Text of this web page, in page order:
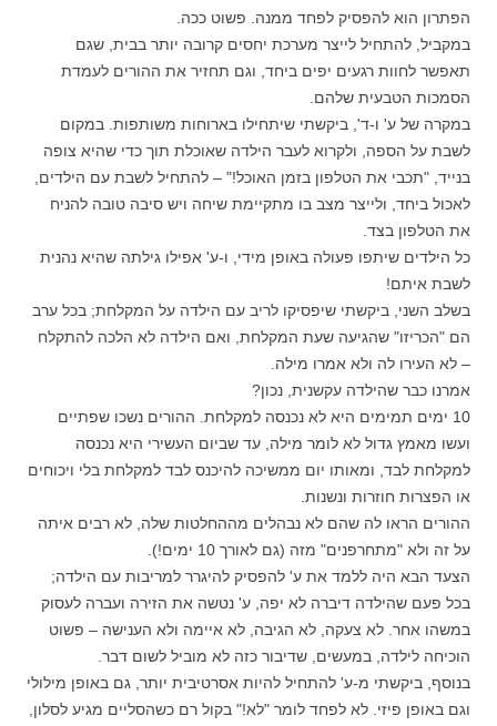
הפתרון הוא להפסיק לפחד ממנה. פשוט ככה.
במקביל, להתחיל לייצר מערכת יחסים קרובה יותר בבית, שגם
תאפשר לחוות רגעים יפים ביחד, וגם תחזיר את ההורים לעמדת
הסמכות הטבעית שלהם.
במקרה של ע' ו-ד', ביקשתי שיתחילו בארוחות משותפות. במקום
לשבת על הספה, ולקרוא לעבר הילדה שאוכלת תוך כדי שהיא צופה
בנייד, "תכבי את הטלפון בזמן האוכל!" – להתחיל לשבת עם הילדים,
לאכול ביחד, ולייצר מצב בו מתקיימת שיחה ויש סיבה טובה להניח
את הטלפון בצד.
כל הילדים שיתפו פעולה באופן מידי, ו-ע' אפילו גילתה שהיא נהנית
לשבת איתם!
בשלב השני, ביקשתי שיפסיקו לריב עם הילדה על המקלחת; בכל ערב
הם "הכריזו" שהגיעה שעת המקלחת, ואם הילדה לא הלכה להתקלח
– לא העירו לה ולא אמרו מילה.
אמרנו כבר שהילדה עקשנית, נכון?
10 ימים תמימים היא לא נכנסה למקלחת. ההורים נשכו שפתיים
ועשו מאמץ גדול לא לומר מילה, עד שביום העשירי היא נכנסה
למקלחת לבד, ומאותו יום ממשיכה להיכנס לבד למקלחת בלי ויכוחים
או הפצרות חוזרות ונשנות.
ההורים הראו לה שהם לא נבהלים מההחלטות שלה, לא רבים איתה
על זה ולא "מתחרפנים" מזה (גם לאורך 10 ימים!).
הצעד הבא היה ללמד את ע' להפסיק להיגרר למריבות עם הילדה;
בכל פעם שהילדה דיברה לא יפה, ע' נטשה את הזירה ועברה לעסוק
במשהו אחר. לא צעקה, לא הגיבה, לא איימה ולא הענישה – פשוט
הוכיחה לילדה, במעשים, שדיבור כזה לא מוביל לשום דבר.
בנוסף, ביקשתי מ-ע' להתחיל להיות אסרטיבית יותר, גם באופן מילולי
וגם באופן פיזי. לא לפחד לומר "לא!" בקול רם כשהסליים מגיע לסלון,